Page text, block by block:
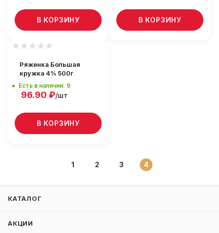
В КОРЗИНУ В КОРЗИНУ
Ряженка Большая
кружка 4% 500г
Есть в наличии: 9
96.90 ₽/шт
В КОРЗИНУ
1 2 3 4
КАТАЛОГ
АКЦИИ